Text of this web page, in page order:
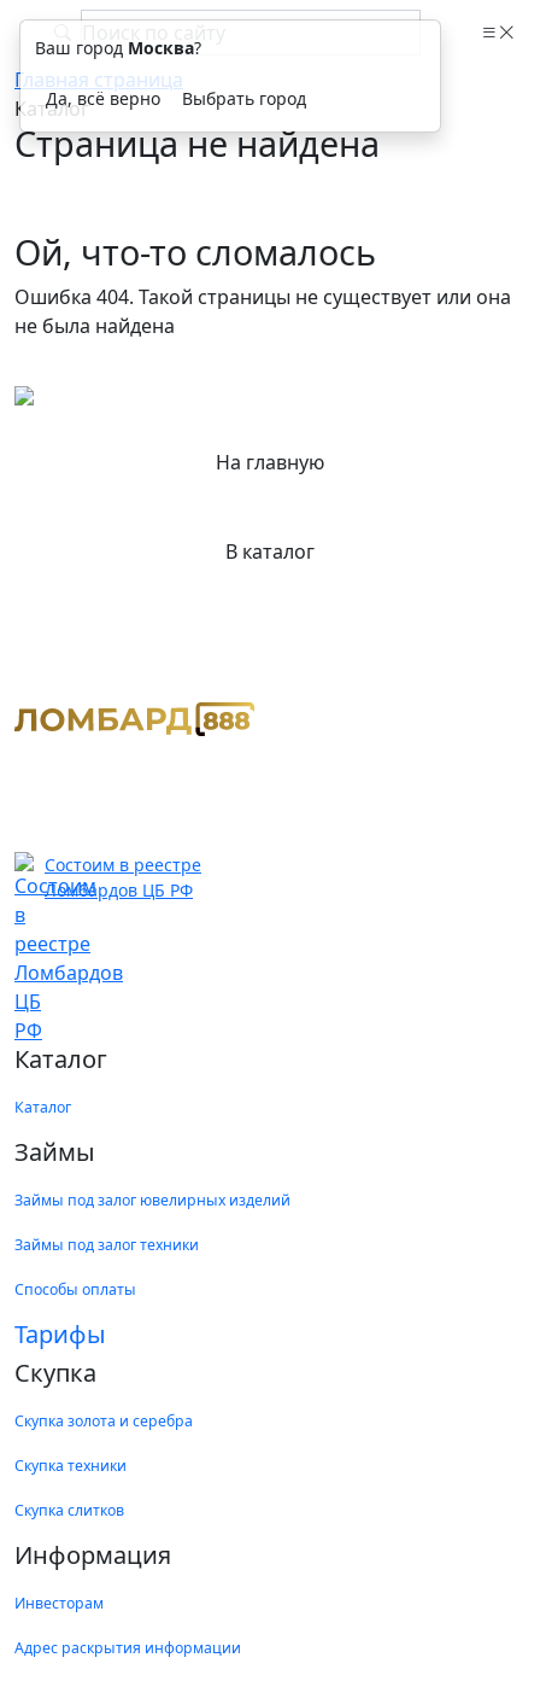
Главная страница
Каталог
Страница не найдена
Ой, что-то сломалось
Ошибка 404. Такой страницы не существует или она
не была найдена
На главную
В каталог
Состоим в реестре
Ломбардов ЦБ РФ
Каталог
Каталог
Займы
Займы под залог ювелирных изделий
Займы под залог техники
Способы оплаты
Тарифы
Скупка
Скупка золота и серебра
Скупка техники
Скупка слитков
Информация
Инвесторам
Адрес раскрытия информации
Ваш город Москва?
Да, всё верно Выбрать город